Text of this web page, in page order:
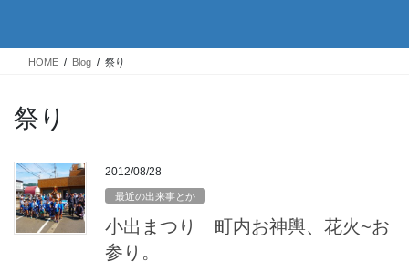
HOME Blog 祭り
祭り
2012/08/28
最近の出来事とか
小出まつり 町内お神輿、花火~お
参り。